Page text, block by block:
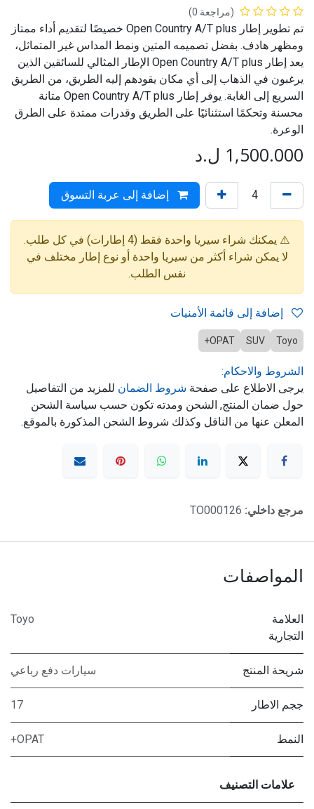
(مراجعة 0)
تم تطوير إطار Open Country A/T plus خصيصًا لتقديم أداء ممتاز
ومظهر هادف. بفضل تصميمه المتين ونمط المداس غير المتماثل،
يعد إطار Open Country A/T plus الإطار المثالي للسائقين الذين
يرغبون في الذهاب إلى أي مكان يقودهم إليه الطريق، من الطريق
السريع إلى الغابة. يوفر إطار Open Country A/T plus متانة
محسنة وتحكمًا استثنائيًا على الطريق وقدرات ممتدة على الطرق
الوعرة.
1,500.000 ل.د
إضافة إلى عربة التسوق
⚠️ يمكنك شراء سيريا واحدة فقط (4 إطارات) في كل طلب.
لا يمكن شراء أكثر من سيريا واحدة أو نوع إطار مختلف في
نفس الطلب.
Toyo
SUV
OPAT+
الشروط والاحكام:
يرجى الاطلاع على صفحة شروط الضمان للمزيد من التفاصيل
حول ضمان المنتج, الشحن ومدته تكون حسب سياسة الشحن
المعلن عنها من الناقل وكذلك شروط الشحن المذكورة بالموقع.
مرجع داخلي: TO000126
المواصفات
العلامة
التجارية
Toyo
شريحة المنتج سيارات دفع رباعي
ججم الاطار 17
النمط OPAT+
علامات التصنيف